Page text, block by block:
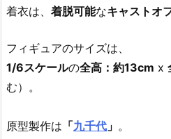
着衣は、 着脱可能なキャストオ
フィギュアのサイズは、
1/6スケールの全高：約13cm x
む）。
原型製作は 「九千代 」 。